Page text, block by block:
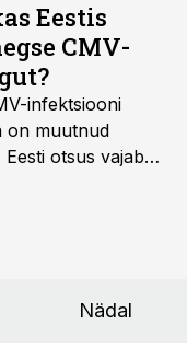
Eestis
CMV-
infektsiooni
on muutnud
otsus vajab
Nädal